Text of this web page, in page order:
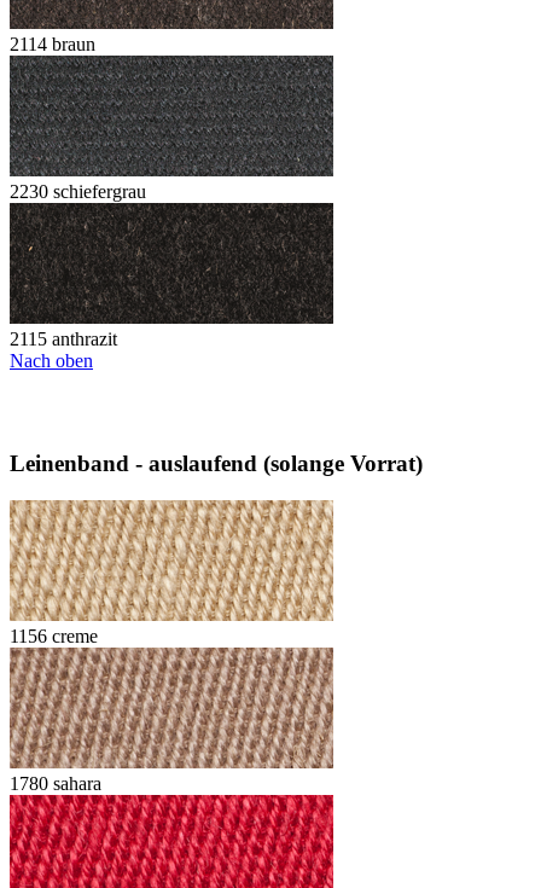
2114 braun
2230 schiefergrau
2115 anthrazit
Nach oben
Leinenband - auslaufend (solange Vorrat)
1156 creme
1780 sahara